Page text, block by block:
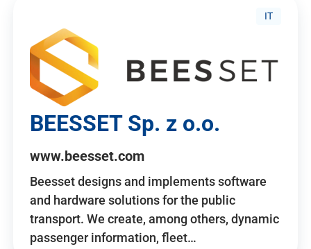
IT
BEESSET Sp. z o.o.
www.beesset.com
Beesset designs and implements software
and hardware solutions for the public
transport. We create, among others, dynamic
passenger information, fleet…